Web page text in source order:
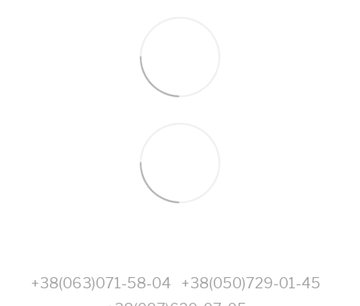
+38(063)071-58-04
+38(050)729-01-45